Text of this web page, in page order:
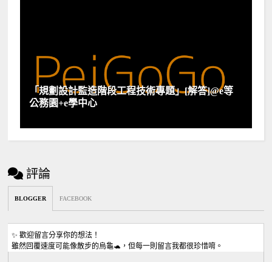
「規劃設計監造階段工程技術專題」[解答]@e等
公務園+e學中心
評論
BLOGGER FACEBOOK
✨ 歡迎留言分享你的想法！
雖然回覆速度可能像散步的烏龜🐢，但每一則留言我都很珍惜唷。